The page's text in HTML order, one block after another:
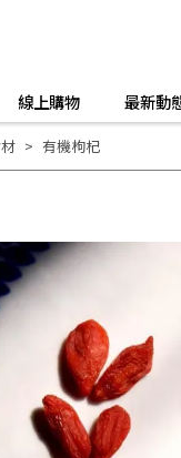
線上購物 最新動
有機枸杞